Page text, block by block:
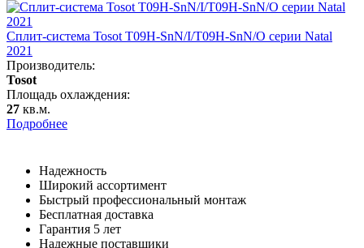
Сплит-система Tosot T09H-SnN/I/T09H-SnN/O серии Natal
2021
Производитель:
Tosot
Площадь охлаждения:
27 кв.м.
Подробнее
Надежность
Широкий ассортимент
Быстрый профессиональный монтаж
Бесплатная доставка
Гарантия 5 лет
Надежные поставщики